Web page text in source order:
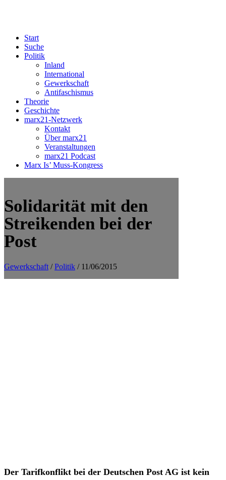
Start
Suche
Politik
Inland
International
Gewerkschaft
Antifaschismus
Theorie
Geschichte
marx21-Netzwerk
Kontakt
Über marx21
Veranstaltungen
marx21 Podcast
Marx Is’ Muss-Kongress
Solidarität mit den
Streikenden bei der
Post
Gewerkschaft /Politik / 11/06/2015
Der Tarifkonflikt bei der Deutschen Post AG ist kein